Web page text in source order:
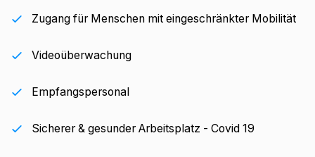
Zugang für Menschen mit eingeschränkter Mobilität
Videoüberwachung
Empfangspersonal
Sicherer & gesunder Arbeitsplatz - Covid 19